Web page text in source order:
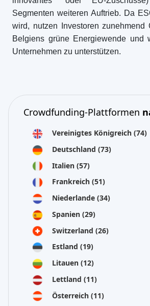
Segmenten weiteren Auftrieb. Da
wird, nutzen Investoren zunehmend
Belgiens grüne Energiewende und
Unternehmen zu unterstützen.
Crowdfunding-Plattformen
Vereinigtes Königreich (74)
Deutschland (73)
Italien (57)
Frankreich (51)
Niederlande (34)
Spanien (29)
Switzerland (26)
Estland (19)
Litauen (12)
Lettland (11)
Österreich (11)